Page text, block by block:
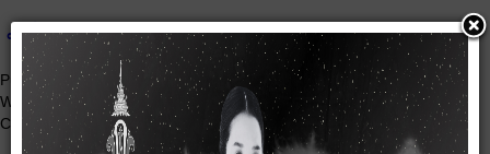
นโยบายคุ้มครองข้อมูลส่วนบุคคล
Published: 30 May 2022
Written by Super User
Category:
Modules